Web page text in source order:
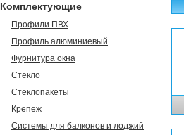
Комплектующие
Профили ПВХ
Профиль алюминиевый
Фурнитура окна
Стекло
Стеклопакеты
Крепеж
Системы для балконов и лоджий